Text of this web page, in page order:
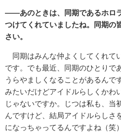
――あのときは、同期であるホロ
つけてくれていましたね。同期の
さい。
同期はみんな仲よくしてくれて
です。でも最近、同期のひとりで
うらやましくなることがあるんで
みたいだけどアイドルらしくかわ
じゃないですか。じつは私も、当
んですけど、結局アイドルらしさ
になっちゃってるんですよね（笑